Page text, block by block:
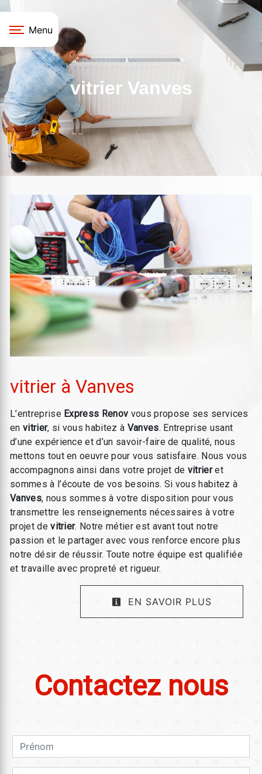
Menu
vitrier Vanves
vitrier à Vanves
L’entreprise Express Renov vous propose ses services
en vitrier, si vous habitez à Vanves. Entreprise usant
d’une expérience et d’un savoir-faire de qualité, nous
mettons tout en oeuvre pour vous satisfaire. Nous vous
accompagnons ainsi dans votre projet de vitrieret
sommes à l’écoute de vos besoins. Si vous habitez à
Vanves, nous sommes à votre disposition pour vous
transmettre les renseignements nécessaires à votre
projet devitrier. Notre métier est avant tout notre
passion et le partager avec vous renforce encore plus
notre désir de réussir. Toute notre équipe est qualifiée
et travaille avec propreté et rigueur.
EN SAVOIR PLUS
Contactez nous
Panneau de gestion des cookies